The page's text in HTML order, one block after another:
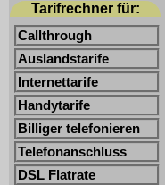
Tarifrechner für:
Callthrough
Auslandstarife
Internettarife
Handytarife
Billiger telefonieren
Telefonanschluss
DSL Flatrate